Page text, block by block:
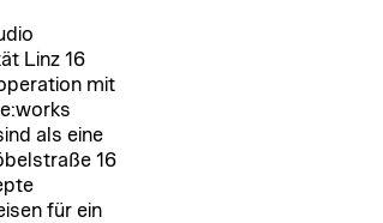
Linz 16
mit
als eine
16
für ein